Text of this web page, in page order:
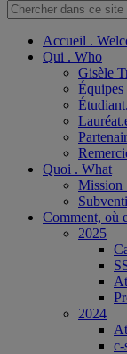
Accueil .
Qui . Who
Gisèle
Équipes
Quoi . What
Mission
Comment, où
2025
2024
c-